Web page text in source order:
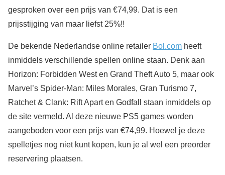
gesproken over een prijs van €74,99. Dat is een
prijsstijging van maar liefst 25%!!
De bekende Nederlandse online retailer Bol.com heeft
inmiddels verschillende spellen online staan. Denk aan
Horizon: Forbidden West en Grand Theft Auto 5, maar ook
Marvel’s Spider-Man: Miles Morales, Gran Turismo 7,
Ratchet & Clank: Rift Aparten Godfall staan inmiddels op
de site vermeld. Al deze nieuwe PS5 games worden
aangeboden voor een prijs van €74,99. Hoewel je deze
spelletjes nog niet kunt kopen, kun je al wel een preorder
reservering plaatsen.